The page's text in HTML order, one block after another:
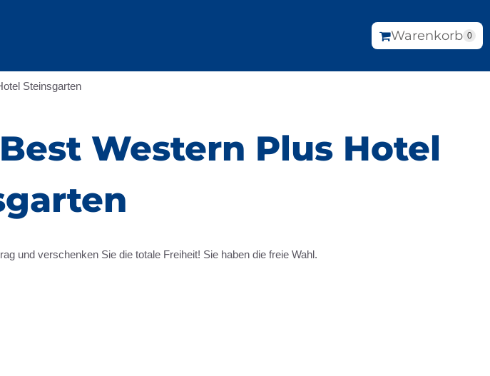
Warenkorb 0
Steinsgarten
Western Plus Hotel
und verschenken Sie die totale Freiheit! Sie haben die freie Wahl.